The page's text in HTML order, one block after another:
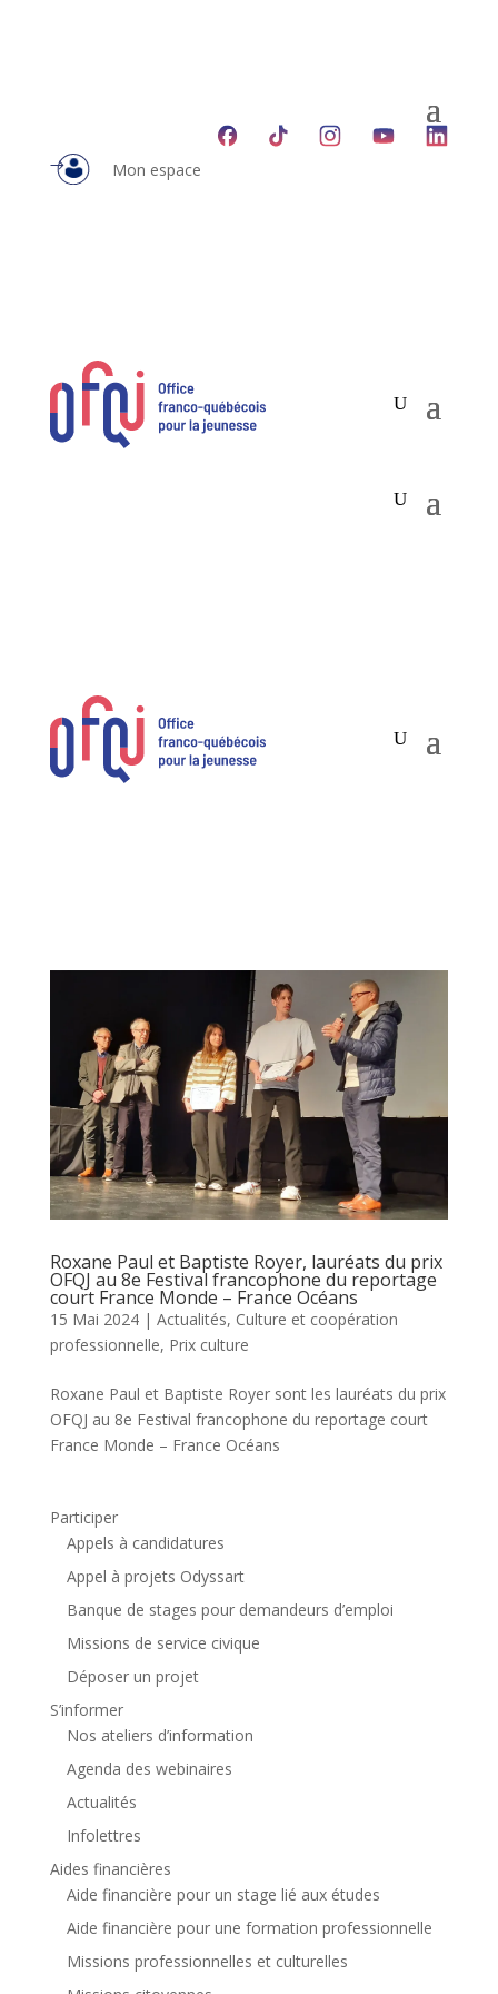
Mon espace
Roxane Paul et Baptiste Royer, lauréats du prix
OFQJ au 8e Festival francophone du reportage
court France Monde – France Océans
15 Mai 2024| Actualités, Culture et coopération
professionnelle, Prix culture
Roxane Paul et Baptiste Royer sont les lauréats du prix
OFQJ au 8e Festival francophone du reportage court
France Monde – France Océans
Participer
Appels à candidatures
Appel à projets Odyssart
Banque de stages pour demandeurs d’emploi
Missions de service civique
Déposer un projet
S’informer
Nos ateliers d’information
Agenda des webinaires
Actualités
Infolettres
Aides financières
Aide financière pour un stage lié aux études
Aide financière pour une formation professionnelle
Missions professionnelles et culturelles